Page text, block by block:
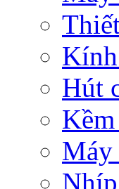
Hút
Máy